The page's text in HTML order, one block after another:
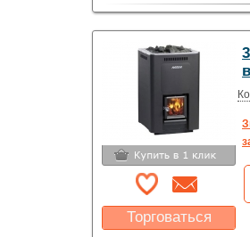
Дверца: Со стеклом
Использование: Для
Производитель:
Торговаться